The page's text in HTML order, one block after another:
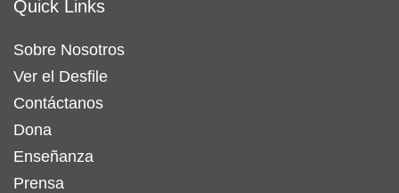
Quick Links
Sobre Nosotros
Ver el Desfile
Contáctanos
Dona
Enseñanza
Prensa